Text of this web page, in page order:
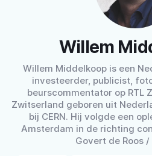
Willem
Willem Middelkoop is een
investeerder, publicist,
beurscommentator op RTL
Zwitserland geboren uit
bij CERN. Hij volgde een
Amsterdam in de richting
Govert de Roos